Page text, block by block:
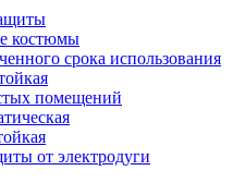
костюмы
срока использования
помещений
от электродуги